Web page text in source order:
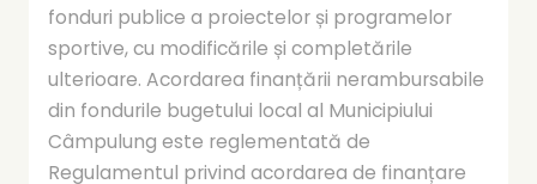
fonduri publice a proiectelor și programelor
sportive, cu modificările și completările
ulterioare. Acordarea finanțării nerambursabile
din fondurile bugetului local al Municipiului
Câmpulung este reglementată de
Regulamentul privind acordarea de finanțare